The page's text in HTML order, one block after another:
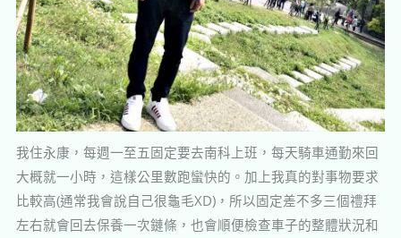
我住永康，每週一至五固定要去南科上班，每天騎車通勤來回
大概就一小時，這樣公里數跑蠻快的。加上我真的對事物要求
比較高(通常我會說自己很龜毛XD)，所以固定差不多三個禮拜
左右就會回去保養一次鏈條，也會順便檢查車子的整體狀況和